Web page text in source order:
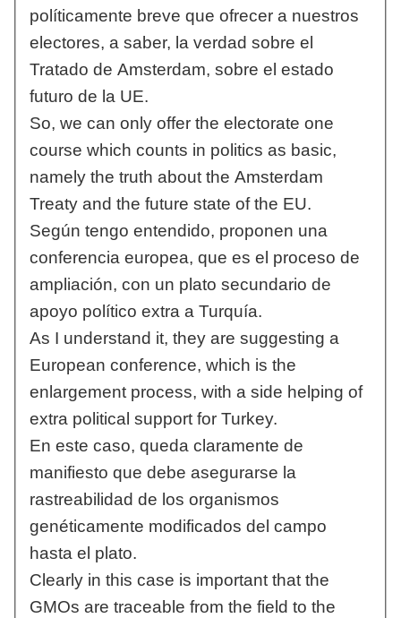
políticamente breve que ofrecer a nuestros
electores, a saber, la verdad sobre el
Tratado de Amsterdam, sobre el estado
futuro de la UE.
So, we can only offer the electorate one
course which counts in politics as basic,
namely the truth about the Amsterdam
Treaty and the future state of the EU.
Según tengo entendido, proponen una
conferencia europea, que es el proceso de
ampliación, con un plato secundario de
apoyo político extra a Turquía.
As I understand it, they are suggesting a
European conference, which is the
enlargement process, with a side helping of
extra political support for Turkey.
En este caso, queda claramente de
manifiesto que debe asegurarse la
rastreabilidad de los organismos
genéticamente modificados del campo
hasta el plato.
Clearly in this case is important that the
GMOs are traceable from the field to the